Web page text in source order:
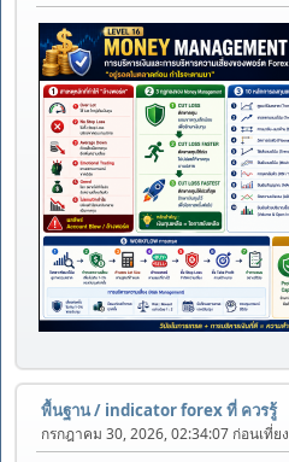
พื้นฐาน/ indicator forex ที่ ควรรู้
กรกฎาคม 30, 2026, 02:34:07 ก่อนเที่ยง